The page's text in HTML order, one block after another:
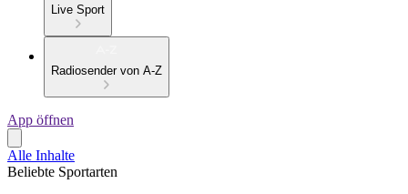
Live Sport
Radiosender von A-Z
App öffnen
Alle Inhalte
Beliebte Sportarten